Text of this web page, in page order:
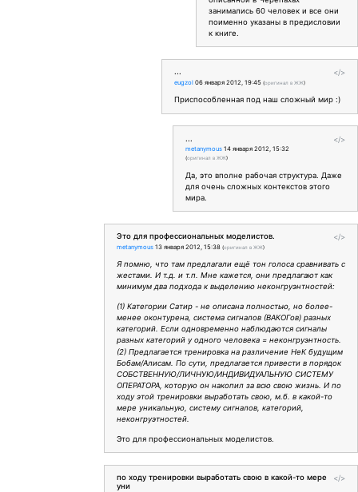
занимались 60 человек и все они
поименно указаны в предисловии
к книге.
</>
...
eugzol 06 января 2012, 19:45 (оригинал в ЖЖ)
Приспособленная под наш сложный мир :)
</>
...
metanymous 14 января 2012, 15:32
(оригинал в ЖЖ)
Да, это вполне рабочая структура. Даже
для очень сложных контекстов этого
мира.
</>
Это для профессиональных моделистов.
metanymous 13 января 2012, 15:38 (оригинал в ЖЖ)
Я помню, что там предлагали ещё тон голоса сравнивать с
жестами. И т.д. и т.п. Мне кажется, они предлагают как
минимум два подхода к выделению неконгруэнтностей:
(1) Категории Сатир - не описана полностью, но более-
менее оконтурена, система сигналов (ВАКОГов) разных
категорий. Если одновременно наблюдаются сигналы
разных категорий у одного человека = неконгруэнтность.
(2) Предлагается тренировка на различение НеК будущим
Бобам/Алисам. По сути, предлагается привести в порядок
СОБСТВЕННУЮ/ЛИЧНУЮ/ИНДИВИДУАЛЬНУЮ СИСТЕМУ
ОПЕРАТОРА, которую он накопил за всю свою жизнь. И по
ходу этой тренировки выработать свою, м.б. в какой-то
мере уникальную, систему сигналов, категорий,
неконгруэтностей.
Это для профессиональных моделистов.
</>
по ходу тренировки выработать свою в какой-то мере
уни